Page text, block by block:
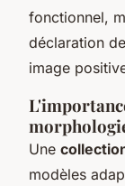
fonctionnel,
déclaration
image
Une
modèles